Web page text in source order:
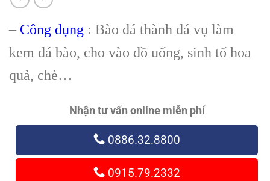
– Công dụng : Bào đá thành đá vụ làm
kem đá bào, cho vào đồ uống, sinh tố hoa
quả, chè…
Nhận tư vấn online miễn phí
0886.32.8800
0915.79.2332